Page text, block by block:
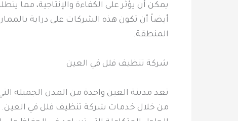
يمكن أن يؤثر على الكفاءة والإنتاجية، مما
أيضاً أن تكون هذه الشركات على دراية
المنطقة.
شركة تنظيف فلل في العين
تعد مدينة العين واحدة من المدن الجميلة
من خلال خدمات شركة تنظيف فلل في العين.